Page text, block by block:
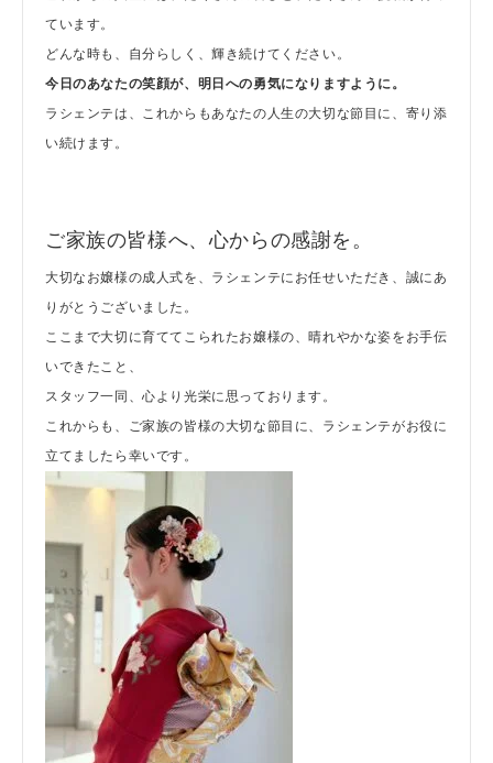
ています。
どんな時も、自分らしく、輝き続けてください。
今日のあなたの笑顔が、明日への勇気になりますように。
ラシェンテは、これからもあなたの人生の大切な節目に、寄り添
い続けます。
ご家族の皆様へ、心からの感謝を。
大切なお嬢様の成人式を、ラシェンテにお任せいただき、誠にあ
りがとうございました。
ここまで大切に育ててこられたお嬢様の、晴れやかな姿をお手伝
いできたこと、
スタッフ一同、心より光栄に思っております。
これからも、ご家族の皆様の大切な節目に、ラシェンテがお役に
立てましたら幸いです。